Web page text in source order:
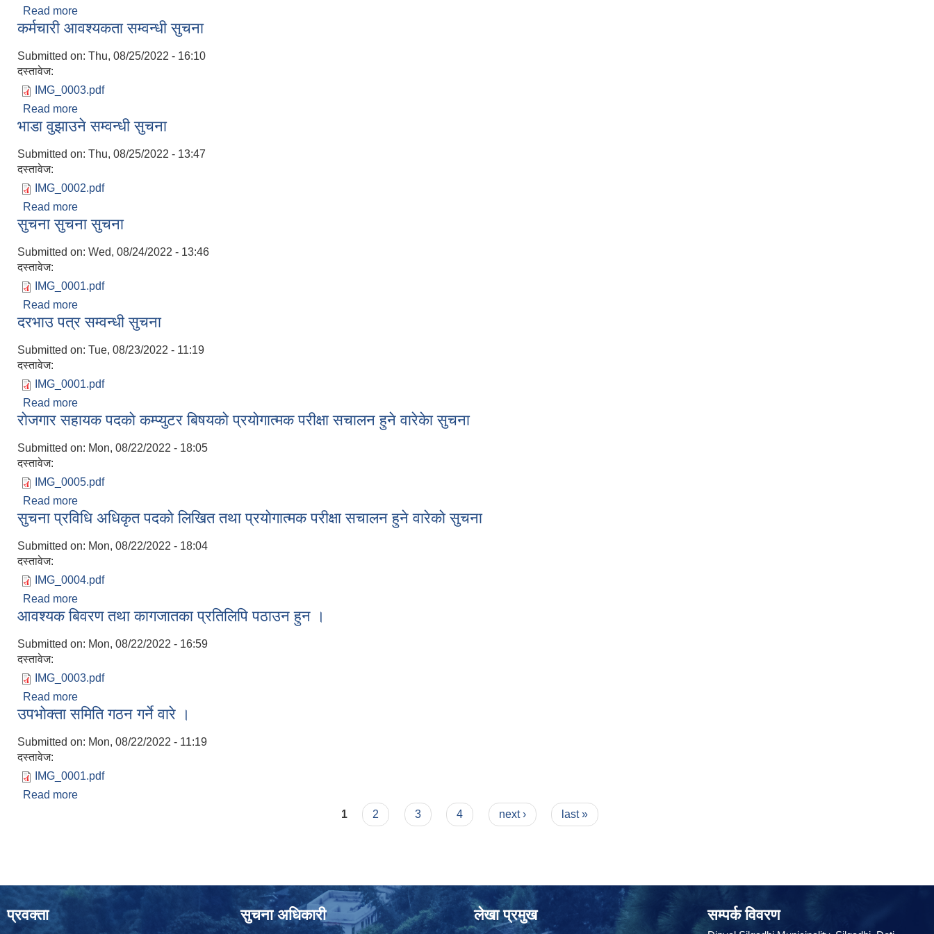
Read more
कर्मचारी आवश्यकता सम्वन्धी सुचना
Submitted on: Thu, 08/25/2022 - 16:10
दस्तावेज:
IMG_0003.pdf
Read more
भाडा वुझाउने सम्वन्धी सुचना
Submitted on: Thu, 08/25/2022 - 13:47
दस्तावेज:
IMG_0002.pdf
Read more
सुचना सुचना सुचना
Submitted on: Wed, 08/24/2022 - 13:46
दस्तावेज:
IMG_0001.pdf
Read more
दरभाउ पत्र सम्वन्धी सुचना
Submitted on: Tue, 08/23/2022 - 11:19
दस्तावेज:
IMG_0001.pdf
Read more
राेजगार सहायक पदकाे कम्प्युटर बिषयकाे प्रयाेगात्मक परीक्षा स‌चालन हुने वारेकेा सुचना
Submitted on: Mon, 08/22/2022 - 18:05
दस्तावेज:
IMG_0005.pdf
Read more
सुचना प्रविधि अधिकृत पदकाे लिखित तथा प्रयाेगात्मक परीक्षा सचालन हुने वारेकाे सुचना
Submitted on: Mon, 08/22/2022 - 18:04
दस्तावेज:
IMG_0004.pdf
Read more
आवश्यक बिवरण तथा कागजातका प्रतिलिपि पठाउन हुन ।
Submitted on: Mon, 08/22/2022 - 16:59
दस्तावेज:
IMG_0003.pdf
Read more
उपभाेक्ता समिति गठन गर्ने वारे ।
Submitted on: Mon, 08/22/2022 - 11:19
दस्तावेज:
IMG_0001.pdf
Read more
1 2 3 4 next › last »
प्रवक्ता सुचना अधिकारी लेखा प्रमुख सम्पर्क विवरण